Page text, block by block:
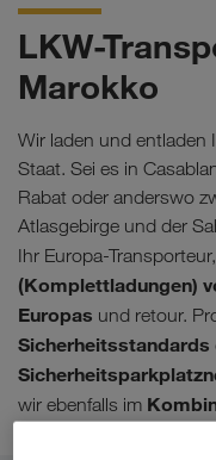
LKW-
Marokko
Wir laden und entladen
Staat. Sei es in
Rabat oder anderswo
Atlasgebirge und der
Ihr Europa-
(Komplettladungen)
Europas und retour.
Sicherheitsstandards
wir ebenfalls im